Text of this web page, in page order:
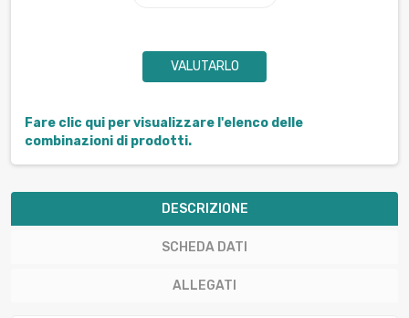
VALUTARLO
Fare clic qui per visualizzare l'elenco delle
combinazioni di prodotti.
DESCRIZIONE
SCHEDA DATI
ALLEGATI